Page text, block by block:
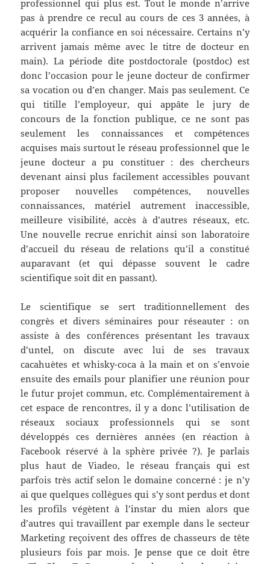
professionnel qui plus est. Tout le monde n’arrive
pas à prendre ce recul au cours de ces 3 années, à
acquérir la confiance en soi nécessaire. Certains n’y
arrivent jamais même avec le titre de docteur en
main). La période dite postdoctorale (postdoc) est
donc l’occasion pour le jeune docteur de confirmer
sa vocation ou d’en changer. Mais pas seulement. Ce
qui titille l’employeur, qui appâte le jury de
concours de la fonction publique, ce ne sont pas
seulement les connaissances et compétences
acquises mais surtout le réseau professionnel que le
jeune docteur a pu constituer : des chercheurs
devenant ainsi plus facilement accessibles pouvant
proposer nouvelles compétences, nouvelles
connaissances, matériel autrement inaccessible,
meilleure visibilité, accès à d’autres réseaux, etc.
Une nouvelle recrue enrichit ainsi son laboratoire
d’accueil du réseau de relations qu’il a constitué
auparavant (et qui dépasse souvent le cadre
scientifique soit dit en passant).
Le scientifique se sert traditionnellement des
congrès et divers séminaires pour réseauter : on
assiste à des conférences présentant les travaux
d’untel, on discute avec lui de ses travaux
cacahuètes et whisky-coca à la main et on s’envoie
ensuite des emails pour planifier une réunion pour
le futur projet commun, etc. Complémentairement à
cet espace de rencontres, il y a donc l’utilisation de
réseaux sociaux professionnels qui se sont
développés ces dernières années (en réaction à
Facebook réservé à la sphère privée ?). Je parlais
plus haut de Viadeo, le réseau français qui est
parfois très actif selon le domaine concerné : je n’y
ai que quelques collègues qui s’y sont perdus et dont
les profils végètent à l’instar du mien alors que
d’autres qui travaillent par exemple dans le secteur
Marketing reçoivent des offres de chasseurs de tête
plusieurs fois par mois. Je pense que ce doit être